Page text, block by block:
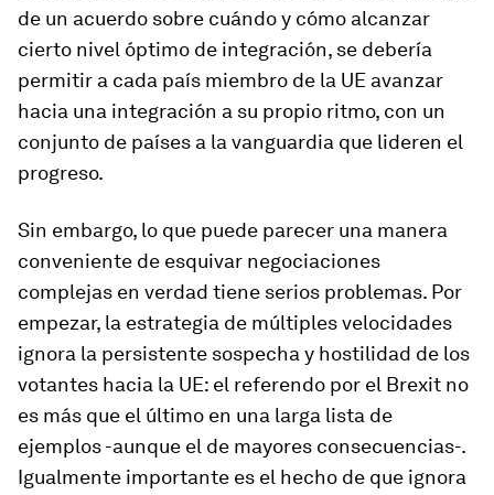
de un acuerdo sobre cuándo y cómo alcanzar
cierto nivel óptimo de integración, se debería
permitir a cada país miembro de la UE avanzar
hacia una integración a su propio ritmo, con un
conjunto de países a la vanguardia que lideren el
progreso.
Sin embargo, lo que puede parecer una manera
conveniente de esquivar negociaciones
complejas en verdad tiene serios problemas. Por
empezar, la estrategia de múltiples velocidades
ignora la persistente sospecha y hostilidad de los
votantes hacia la UE: el referendo por el Brexit no
es más que el último en una larga lista de
ejemplos -aunque el de mayores consecuencias-.
Igualmente importante es el hecho de que ignora